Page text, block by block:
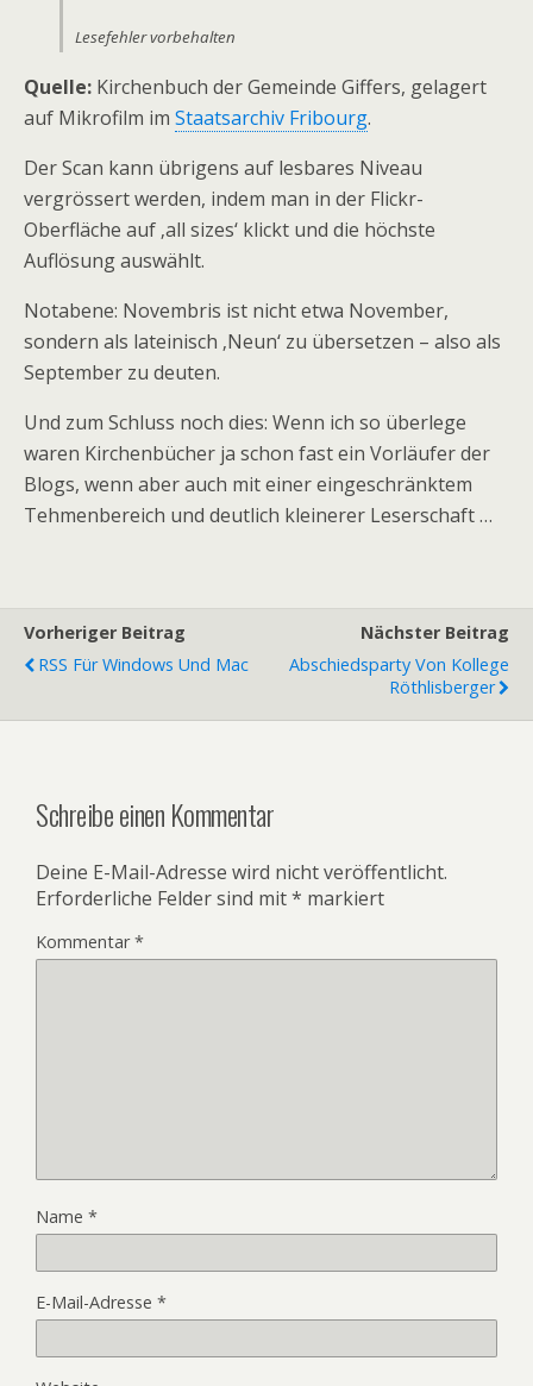
Lesefehler vorbehalten
Quelle: Kirchenbuch der Gemeinde Giffers, gelagert
auf Mikrofilm im Staatsarchiv Fribourg.
Der Scan kann übrigens auf lesbares Niveau
vergrössert werden, indem man in der Flickr-
Oberfläche auf ‚all sizes‘ klickt und die höchste
Auflösung auswählt.
Notabene: Novembris ist nicht etwa November,
sondern als lateinisch ‚Neun‘ zu übersetzen – also als
September zu deuten.
Und zum Schluss noch dies: Wenn ich so überlege
waren Kirchenbücher ja schon fast ein Vorläufer der
Blogs, wenn aber auch mit einer eingeschränktem
Tehmenbereich und deutlich kleinerer Leserschaft …
Vorheriger Beitrag
RSS Für Windows Und Mac
Nächster Beitrag
Abschiedsparty Von Kollege
Röthlisberger
Schreibe einen Kommentar
Deine E-Mail-Adresse wird nicht veröffentlicht.
Erforderliche Felder sind mit* markiert
Kommentar*
Name *
E-Mail-Adresse *